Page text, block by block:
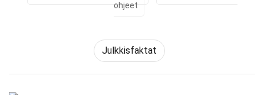
ohjeet
Julkkisfaktat